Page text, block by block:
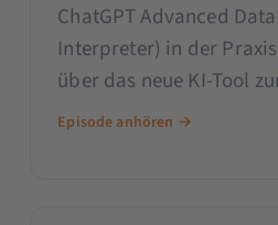
ChatGPT Advanced
Interpreter) in der
über das neue KI-Tool
Datenverarbeitung und
Episode anhören →